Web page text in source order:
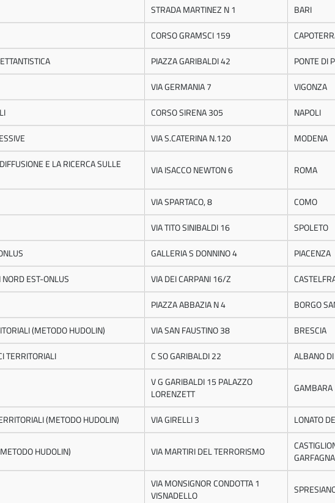
STRADA MARTINEZ N 1 BARI
CORSO GRAMSCI 159
PIAZZA GARIBALDI 42 PONTE DI
VIA GERMANIA 7 VIGONZA
CORSO SIRENA 305 NAPOLI
VIA S.CATERINA N.120 MODENA
E LA RICERCA SULLE
VIA ISACCO NEWTON 6 ROMA
VIA SPARTACO, 8 COMO
VIA TITO SINIBALDI 16 SPOLETO
GALLERIA S DONNINO 4 PIACENZA
NORD EST-ONLUS
VIA DEI CARPANI 16/Z
PIAZZA ABBAZIA N 4 BORGO
(METODO HUDOLIN)
VIA SAN FAUSTINO 38 BRESCIA
TERRITORIALI
C SO GARIBALDI 22 ALBANO
V G GARIBALDI 15 PALAZZO
LORENZETT
GAMBARA
(METODO HUDOLIN) VIA GIRELLI 3 LONATO
HUDOLIN) VIA MARTIRI DEL TERRORISMO
VIA MONSIGNOR CONDOTTA 1
VISNADELLO